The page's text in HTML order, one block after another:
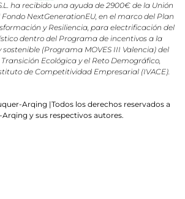
ha recibido una ayuda de 2900€ de la Unión
NextGenerationEU, en el marco del Plan
y Resiliencia, para electrificación del
dentro del Programa de incentivos a la
(Programa MOVES III Valencia) del
Ecológica y el Reto Demográfico,
de Competitividad Empresarial (IVACE).
Arqing |Todos los derechos reservados a
y sus respectivos autores.